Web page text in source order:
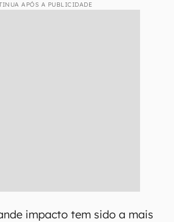
APÓS A PUBLICIDADE
impacto tem sido a mais